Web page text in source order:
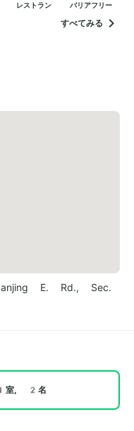
レストラン バリアフリー
すべてみる
E. Rd., Sec.
室, 2名